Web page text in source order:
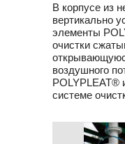
В корпусе из
вертикально
элементы
очистки
воздушного
POLYPLEAT®
системе